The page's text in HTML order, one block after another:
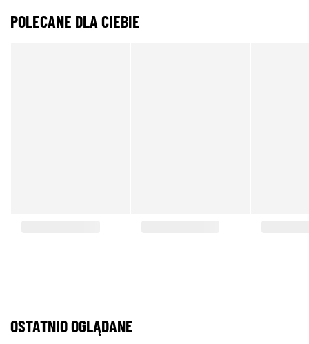
POLECANE DLA CIEBIE
OSTATNIO OGLĄDANE